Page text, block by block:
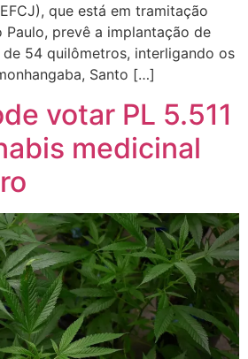
que está em tramitação
Paulo, prevê a implantação de
54 quilômetros, interligando os
Santo […]
votar PL 5.511
medicinal